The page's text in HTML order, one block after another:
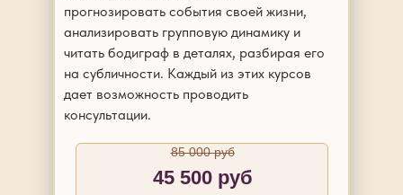
прогнозировать события своей жизни,
анализировать групповую динамику и
читать бодиграф в деталях, разбирая его
на субличности. Каждый из этих курсов
дает возможность проводить
консультации.
85 000 руб
45 500 руб